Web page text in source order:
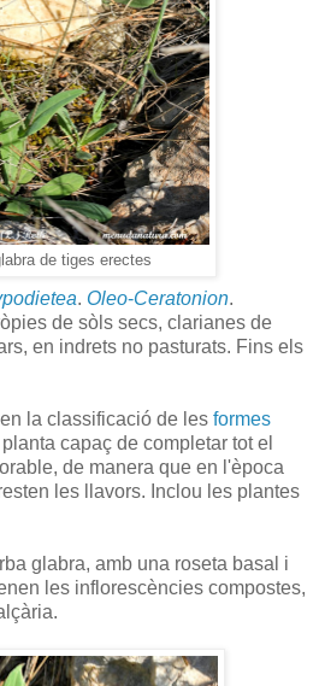
de tiges erectes
. Oleo-Ceratonion.
de sòls secs, clarianes de
en indrets no pasturats. Fins els
en la classificació de les formes
capaç de completar tot el
de manera que en l'època
les llavors. Inclou les plantes
glabra, amb una roseta basal i
les inflorescències compostes,